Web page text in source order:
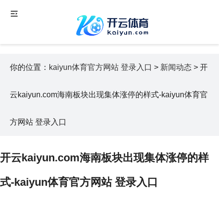
你的位置： kaiyun体育官方网站 登录入口 > 新闻动态 > 开
云kaiyun.com海南板块出现集体涨停的样式-kaiyun体育官
方网站 登录入口
开云kaiyun.com海南板块出现集体涨停的样
式-kaiyun体育官方网站 登录入口